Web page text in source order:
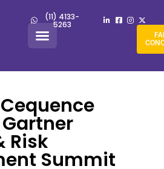
(11) 4133-
5263
Risk
Summit